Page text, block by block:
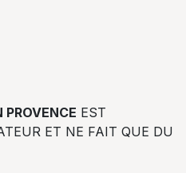
PROVENCE EST
ET NE FAIT QUE DU